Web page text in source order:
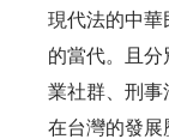
現代法的中華
的當代。且
業社群、刑事
在台灣的發展